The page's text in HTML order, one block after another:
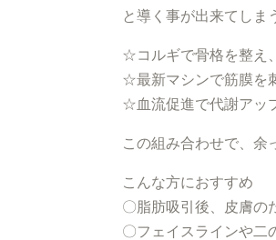
と導く事が出来てしま
☆コルギで骨格を整え
☆最新マシンで筋膜を
☆血流促進で代謝アッ
この組み合わせで、余
こんな方におすすめ
〇脂肪吸引後、皮膚の
〇フェイスラインや二